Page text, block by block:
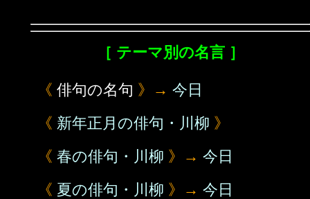
［ テーマ別の名言 ］
《 俳句の名句 》→ 今日
《 新年正月の俳句・川柳 》
《 春の俳句・川柳 》→ 今日
《 夏の俳句・川柳 》→ 今日